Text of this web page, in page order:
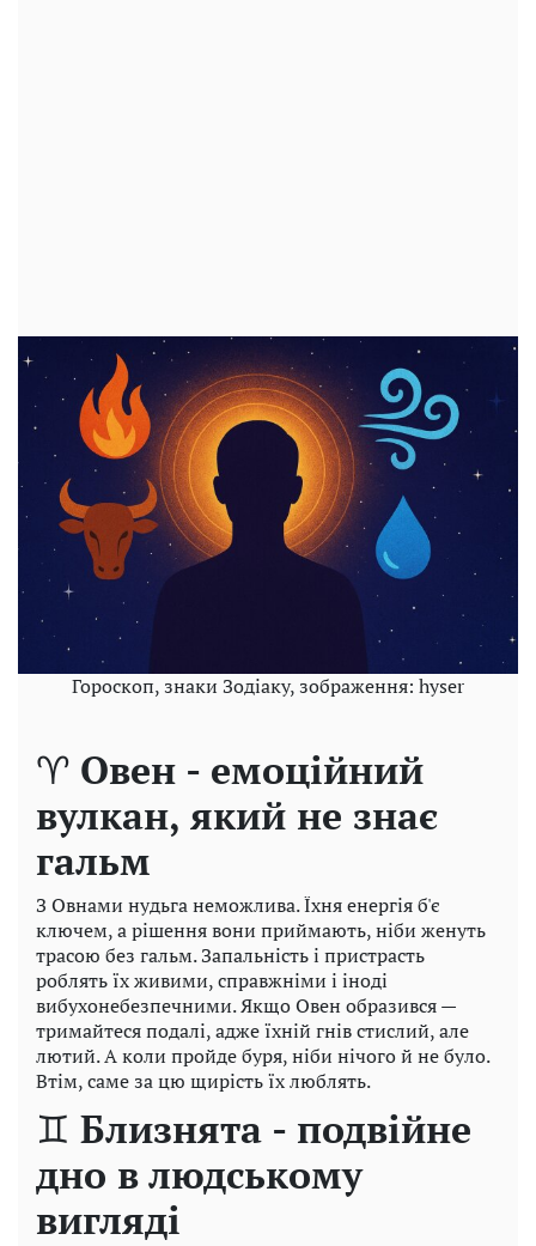
Гороскоп, знаки Зодіаку, зображення: hyser
♈ Овен - емоційний
вулкан, який не знає
гальм
З Овнами нудьга неможлива. Їхня енергія б'є
ключем, а рішення вони приймають, ніби женуть
трасою без гальм. Запальність і пристрасть
роблять їх живими, справжніми і іноді
вибухонебезпечними. Якщо Овен образився —
тримайтеся подалі, адже їхній гнів стислий, але
лютий. А коли пройде буря, ніби нічого й не було.
Втім, саме за цю щирість їх люблять.
♊ Близнята - подвійне
дно в людському
вигляді